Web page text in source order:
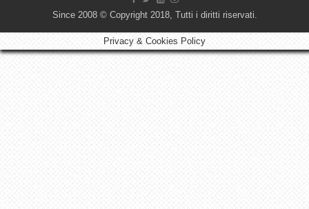
Since 2008 © Copyright 2018, Tutti i diritti riservati.
Privacy & Cookies Policy